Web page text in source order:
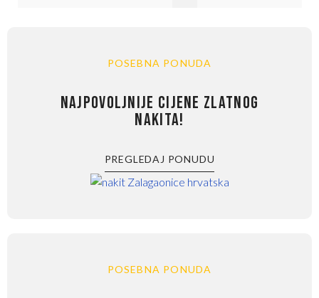
POSEBNA PONUDA
NAJPOVOLJNIJE CIJENE ZLATNOG
NAKITA!
PREGLEDAJ PONUDU
POSEBNA PONUDA